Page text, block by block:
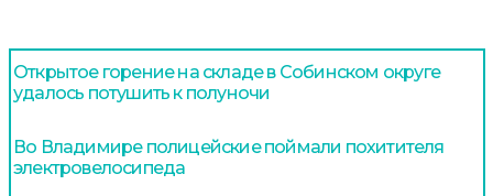
Открытое горение на складе в Собинском округе
удалось потушить к полуночи
Во Владимире полицейские поймали похитителя
электровелосипеда